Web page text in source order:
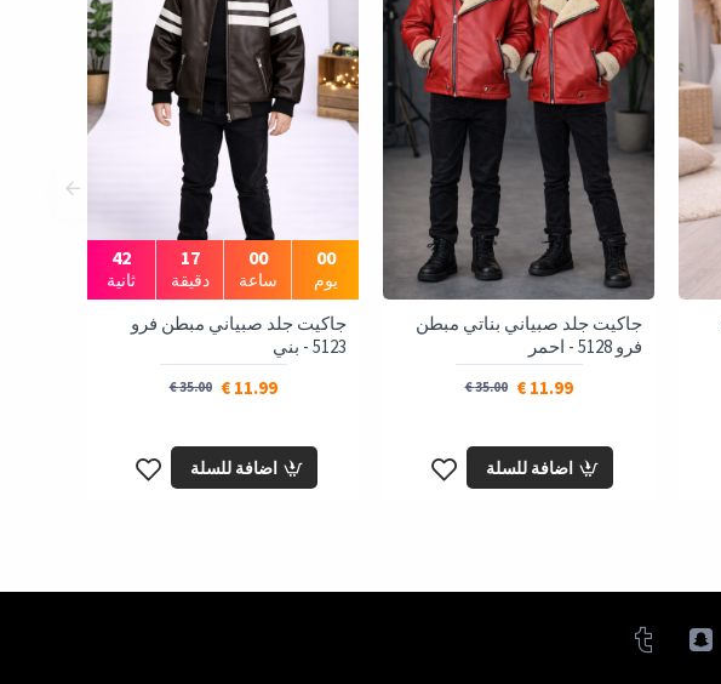
جاكيت جلد صبياني بناتي مبطن
فرو 5128 - احمر
11.99 €
35.00 €
اضافة للسلة
00
يوم
00
ساعة
17
دقيقة
41
ثانية
جاكيت جلد صبياني مبطن فرو
5123 - بني
11.99 €
35.00 €
اضافة للسلة